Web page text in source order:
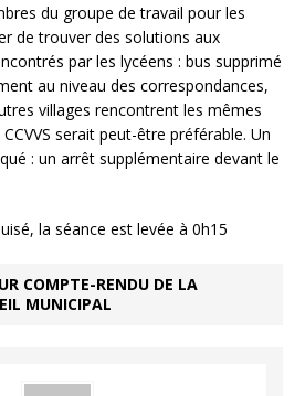
du groupe de travail pour les
de trouver des solutions aux
par les lycéens : bus supprimé
au niveau des correspondances,
villages rencontrent les mêmes
serait peut-être préférable. Un
: un arrêt supplémentaire devant le
la séance est levée à 0h15
COMPTE-RENDU DE LA
MUNICIPAL